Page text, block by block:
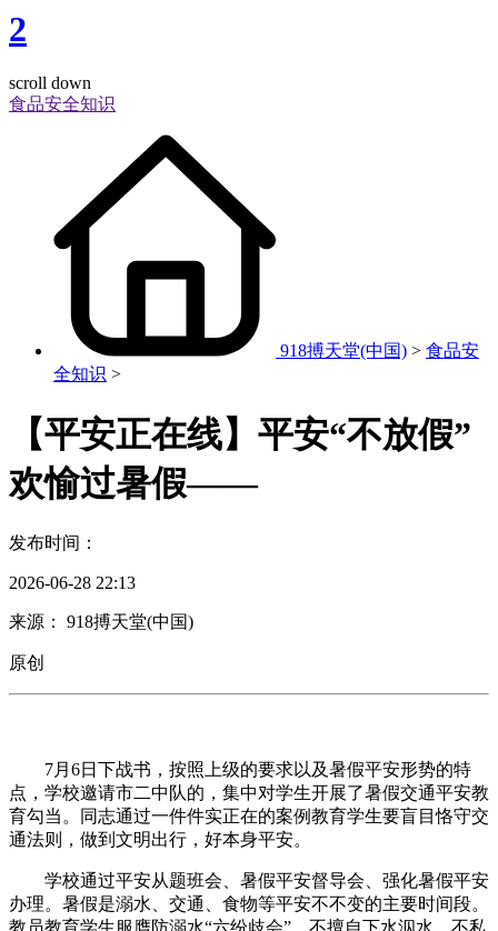
2
scroll down
食品安全知识
918搏天堂(中国) > 食品安
全知识 >
【平安正在线】平安“不放假”
欢愉过暑假——
发布时间：
2026-06-28 22:13
来源： 918搏天堂(中国)
原创
7月6日下战书，按照上级的要求以及暑假平安形势的特
点，学校邀请市二中队的，集中对学生开展了暑假交通平安教
育勾当。同志通过一件件实正在的案例教育学生要盲目恪守交
通法则，做到文明出行，好本身平安。
学校通过平安从题班会、暑假平安督导会、强化暑假平安
办理。暑假是溺水、交通、食物等平安不不变的主要时间段。
教员教育学生服膺防溺水“六纷歧会”，不擅自下水泅水，不私